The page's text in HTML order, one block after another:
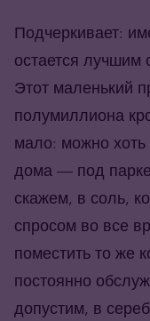
Подчеркивает:
остается лучшим
Этот маленький
полумиллиона
мало: можно хоть
дома — под
скажем, в соль,
спросом во все
поместить то же
постоянно
допустим, в